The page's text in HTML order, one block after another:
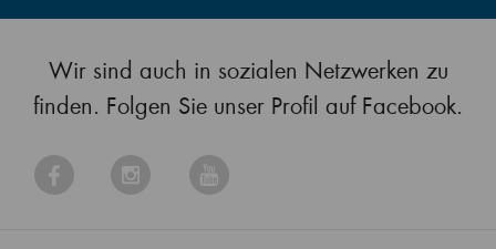
Wir sind auch in sozialen Netzwerken zu
finden. Folgen Sie unser Profil auf Facebook.